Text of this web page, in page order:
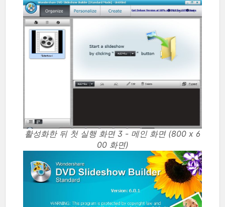
활성화한 뒤 첫 실행 화면 3 - 메인 화면 (800 x 6
00 화면)